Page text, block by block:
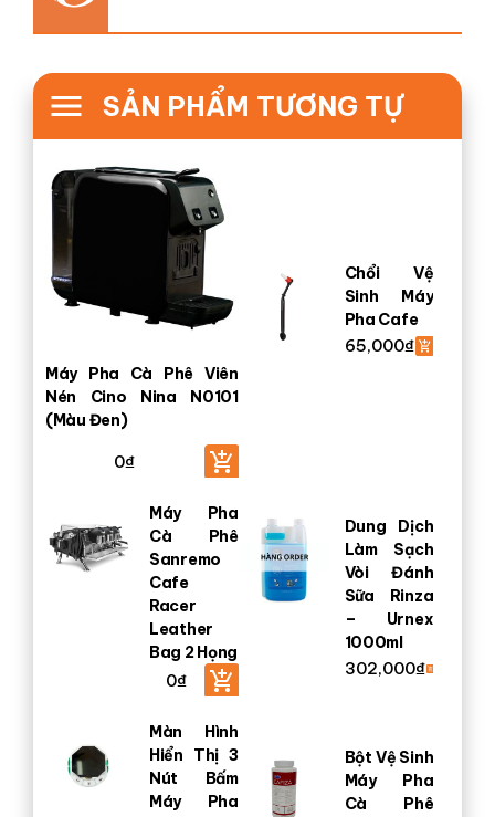
SẢN PHẨM TƯƠNG TỰ
Máy Pha Cà Phê Viên
Nén Cino Nina N0101
(Màu Đen)
0₫
Chổi Vệ
Sinh Máy
Pha Cafe
65,000₫
Máy Pha
Cà Phê
Sanremo
Cafe
Racer
Leather
Bag 2 Họng
0₫
Dung Dịch
Làm Sạch
Vòi Đánh
Sữa Rinza
– Urnex
1000ml
302,000₫
Màn Hình
Hiển Thị 3
Nút Bấm
Máy Pha
Bột Vệ Sinh
Máy Pha
Cà Phê